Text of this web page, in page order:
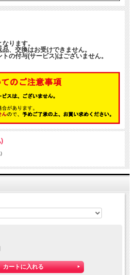
ります。
、交換はお受けできません。
の付与(サービス)はございません。